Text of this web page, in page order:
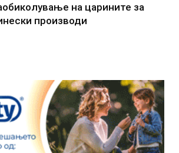
на царините за
производи